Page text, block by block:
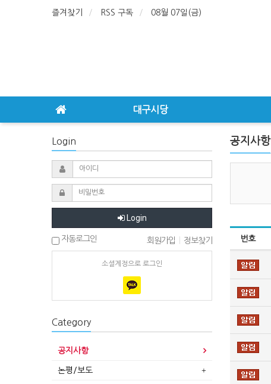
즐겨찾기 RSS 구독 08월 07일(금)
대구시당
공지사항
번호
Login
Login
자동로그인 회원가입 정보찾기
소셜계정으로 로그인
Category
공지사항
논평/보도